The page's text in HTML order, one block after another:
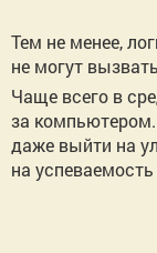
Тем не менее,
не могут
Чаще всего в
за компьютером.
даже выйти на
на